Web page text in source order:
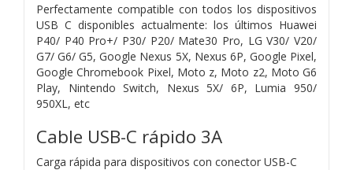
Perfectamente compatible con todos los dispositivos
USB C disponibles actualmente: los últimos Huawei
P40/ P40 Pro+/ P30/ P20/ Mate30 Pro, LG V30/ V20/
G7/ G6/ G5, Google Nexus 5X, Nexus 6P, Google Pixel,
Google Chromebook Pixel, Moto z, Moto z2, Moto G6
Play, Nintendo Switch, Nexus 5X/ 6P, Lumia 950/
950XL, etc
Cable USB-C rápido 3A
Carga rápida para dispositivos con conector USB-C